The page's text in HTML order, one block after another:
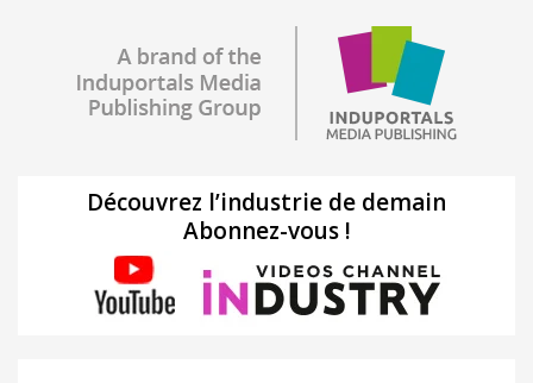
Découvrez l’industrie de demain
Abonnez-vous !